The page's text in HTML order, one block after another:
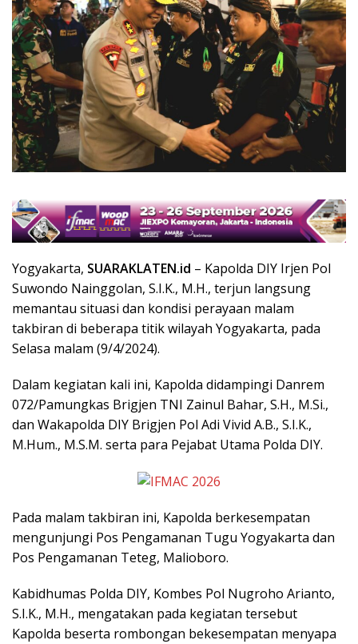
Yogyakarta, SUARAKLATEN.id – Kapolda DIY Irjen Pol
Suwondo Nainggolan, S.I.K., M.H., terjun langsung
memantau situasi dan kondisi perayaan malam
takbiran di beberapa titik wilayah Yogyakarta, pada
Selasa malam (9/4/2024).
Dalam kegiatan kali ini, Kapolda didampingi Danrem
072/Pamungkas Brigjen TNI Zainul Bahar, S.H., M.Si.,
dan Wakapolda DIY Brigjen Pol Adi Vivid A.B., S.I.K.,
M.Hum., M.S.M. serta para Pejabat Utama Polda DIY.
Pada malam takbiran ini, Kapolda berkesempatan
mengunjungi Pos Pengamanan Tugu Yogyakarta dan
Pos Pengamanan Teteg, Malioboro.
Kabidhumas Polda DIY, Kombes Pol Nugroho Arianto,
S.I.K., M.H., mengatakan pada kegiatan tersebut
Kapolda beserta rombongan bekesempatan menyapa